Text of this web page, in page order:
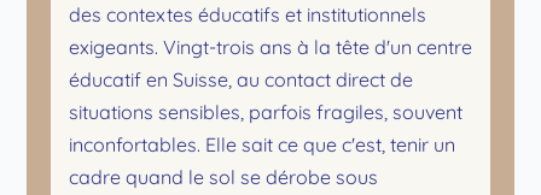
des contextes éducatifs et institutionnels
exigeants. Vingt-trois ans à la tête d'un centre
éducatif en Suisse, au contact direct de
situations sensibles, parfois fragiles, souvent
inconfortables. Elle sait ce que c'est, tenir un
cadre quand le sol se dérobe sous